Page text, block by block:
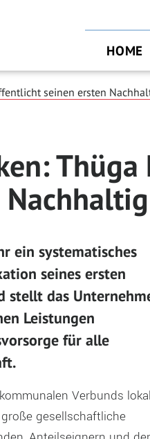
HOME
seinen ersten
ein systematisches
seines ersten
stellt das
Leistungen
für alle
Verbunds
gesellschaftliche